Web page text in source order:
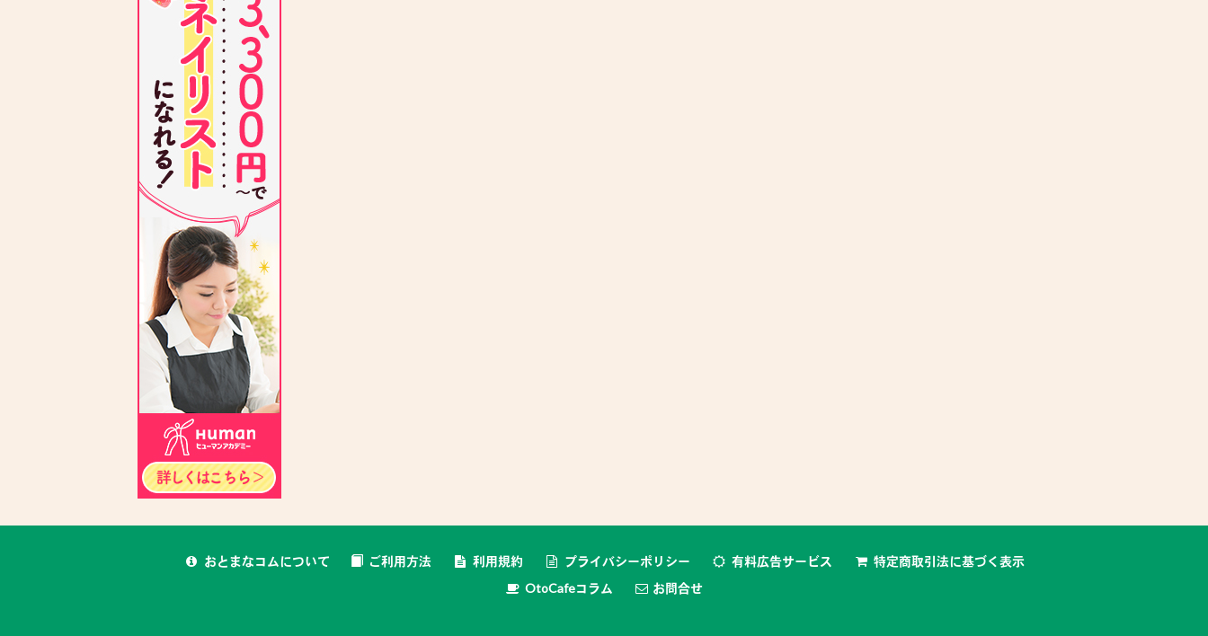
おとまなコムについて ご利用方法 利用規約 プライバシーポリシー 有料広告サービス
特定商取引法に基づく表示
OtoCafeコラム
お問合せ